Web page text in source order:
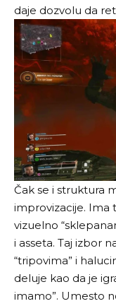
daje dozvolu da
Čak se i struktura
improvizacije. Ima
vizuelno
i asseta. Taj izbor
“tripovima” i
deluje kao da je
imamo”. Umesto